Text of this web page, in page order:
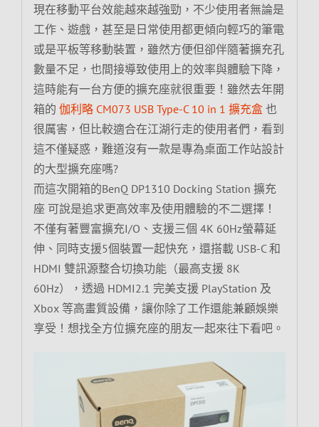
現在移動平台效能越來越強勁，不少使用者無論是
工作、遊戲，甚至是日常使用都更傾向輕巧的筆電
或是平板等移動裝置，雖然方便但卻伴隨著擴充孔
數量不足，也間接導致使用上的效率與體驗下降，
這時能有一台方便的擴充座就很重要！雖然去年開
箱的 伽利略 CM073 USB Type-C 10 in 1 擴充盒也
很厲害，但比較適合在江湖行走的使用者們，看到
這不僅疑惑，難道沒有一款是專為桌面工作站設計
的大型擴充座嗎?
而這次開箱的BenQ DP1310 Docking Station 擴充
座 可說是追求更高效率及使用體驗的不二選擇！
不僅有著豐富擴充I/O、支援三個 4K 60Hz螢幕延
伸、同時支援5個裝置一起快充，還搭載 USB-C 和
HDMI 雙訊源整合切換功能（最高支援 8K
60Hz），透過 HDMI2.1 完美支援 PlayStation 及
Xbox 等高畫質設備，讓你除了工作還能兼顧娛樂
享受！想找全方位擴充座的朋友一起來往下看吧。